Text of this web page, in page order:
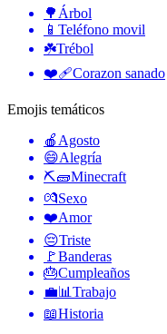
🌳 Árbol
📱 Teléfono movil
☘️Trébol
❤️‍🩹Corazon sanado
Emojis temáticos
🍎 Agosto
😄Alegría
⛏🧱Minecraft
💏Sexo
❤️Amor
😔Triste
🚩Banderas
🎂Cumpleaños
💼📊 Trabajo
📖Historia